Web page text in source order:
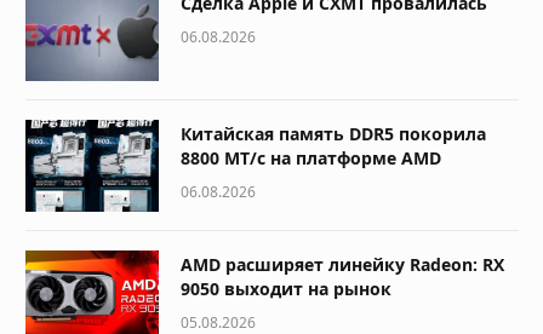
06.08.2026
Китайская память DDR5 покорила
8800 МТ/с на платформе AMD
06.08.2026
AMD расширяет линейку Radeon: RX
9050 выходит на рынок
05.08.2026